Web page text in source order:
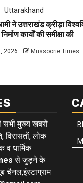
Uttarakhand
ने उत्तराखंड क्रीड़ा
कार्यों की समीक्षा की
2026 Mussoorie Times
सभी मुख्य खबरों
विरासतों, लोक
व धार्मिक
से जुड़ने के
चैनल,इंस्टाग्राम